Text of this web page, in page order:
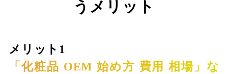
うメリット
メリット1
「化粧品 OEM 始め方 費用 相場」な